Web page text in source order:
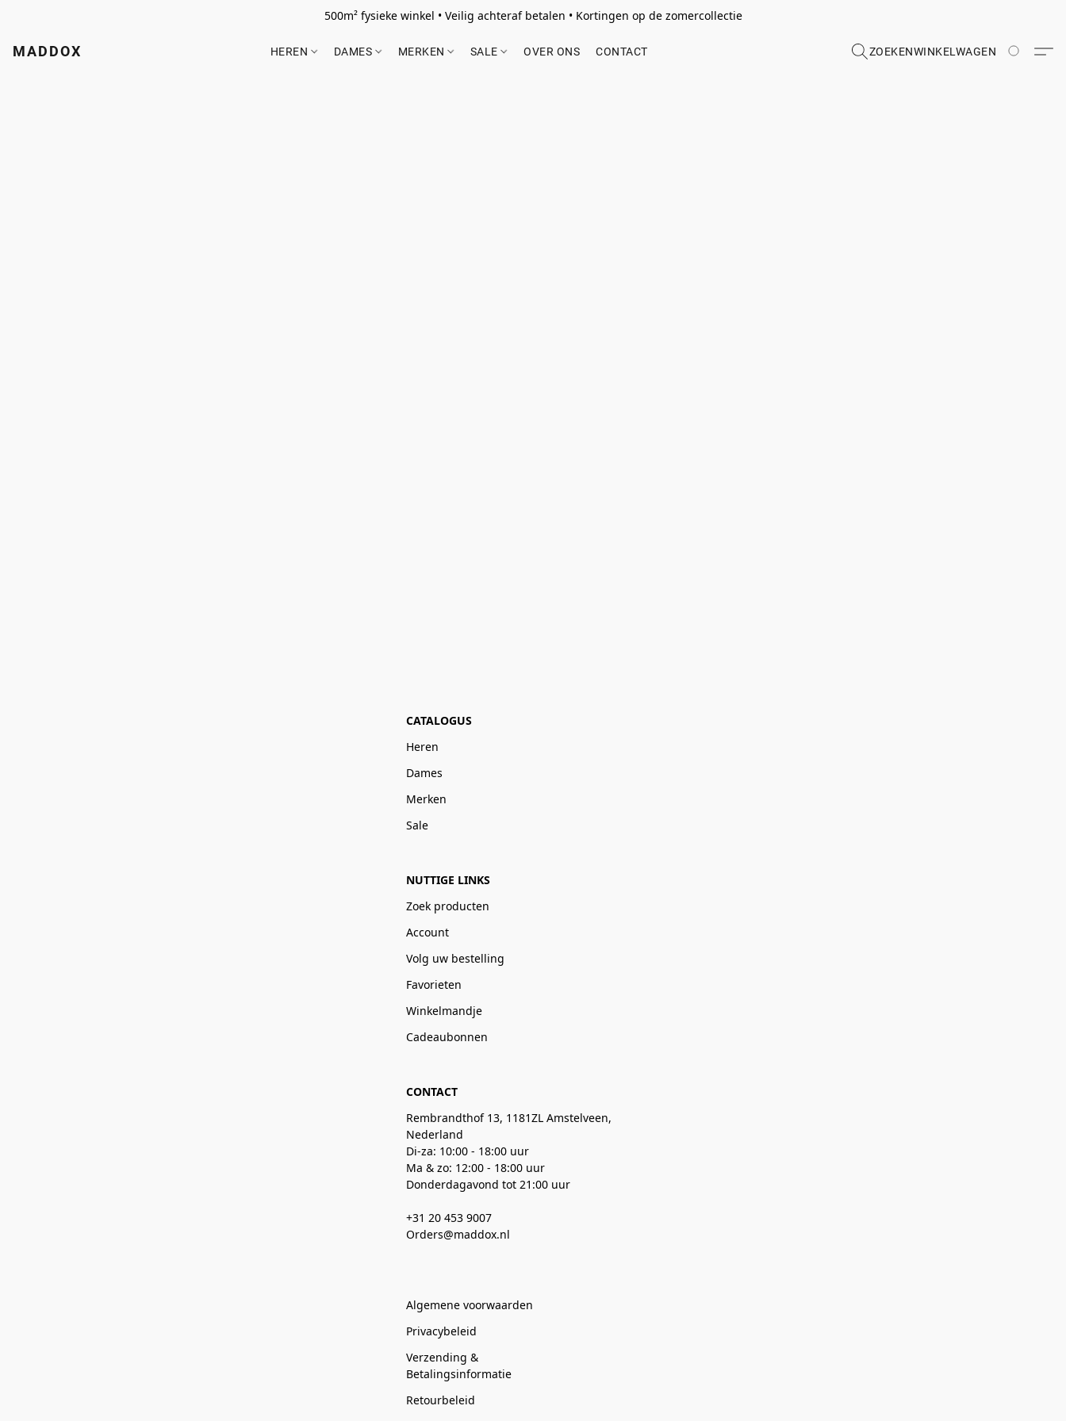
500m² fysieke winkel • Veilig achteraf betalen • Kortingen op de zomercollectie
MADDOX HEREN DAMES MERKEN SALE OVER ONS CONTACT ZOEKENWINKELWAGEN
CATALOGUS
Heren
Dames
Merken
Sale
NUTTIGE LINKS
Zoek producten
Account
Volg uw bestelling
Favorieten
Winkelmandje
Cadeaubonnen
CONTACT
Rembrandthof 13, 1181ZL Amstelveen,
Nederland
Di-za: 10:00 - 18:00 uur
Ma & zo: 12:00 - 18:00 uur
Donderdagavond tot 21:00 uur
+31 20 453 9007
Orders@maddox.nl
Algemene voorwaarden
Privacybeleid
Verzending &
Betalingsinformatie
Retourbeleid